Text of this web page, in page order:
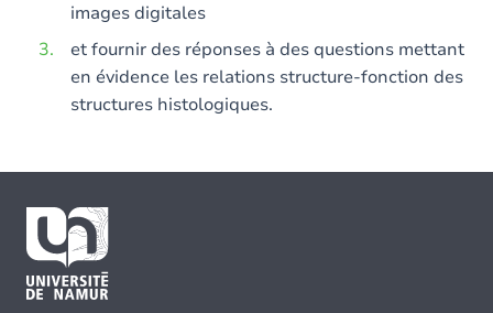
images digitales
et fournir des réponses à des questions mettant
en évidence les relations structure-fonction des
structures histologiques.